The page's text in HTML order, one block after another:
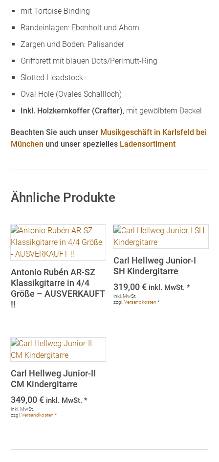
mit Tortoise Binding
Randeinlagen: Ebenholt und Ahorn
Zargen und Boden: Palisander
Griffbrett mit blauen Dots/Perlmutt-Ring
Slotted Headstock
Oval Hole (Ovales Schallloch)
Inkl. Holzkernkoffer (Crafter), mit gewölbtem Deckel
Beachten Sie auch unser Musikgeschäft in Karlsfeld bei
München und unser spezielles Ladensortiment
Ähnliche Produkte
Antonio Rubén AR-SZ
Klassikgitarre in 4/4
Größe – AUSVERKAUFT
!!
Carl Hellweg Junior-I
SH Kindergitarre
319,00€ inkl. MwSt. *
inkl. MwSt.
zzgl.Versandkosten *
Carl Hellweg Junior-II
CM Kindergitarre
349,00€ inkl. MwSt. *
inkl. MwSt.
zzgl.Versandkosten *